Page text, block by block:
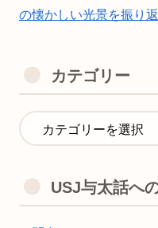
の懐かしい光景を振り
カテゴリー
USJ与太話へ